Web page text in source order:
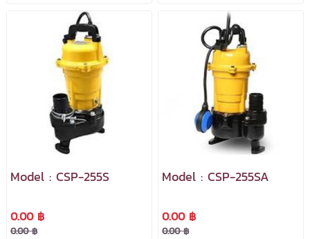
Model : CSP-255S
0.00 ฿
0.00 ฿
Model : CSP-255SA
0.00 ฿
0.00 ฿